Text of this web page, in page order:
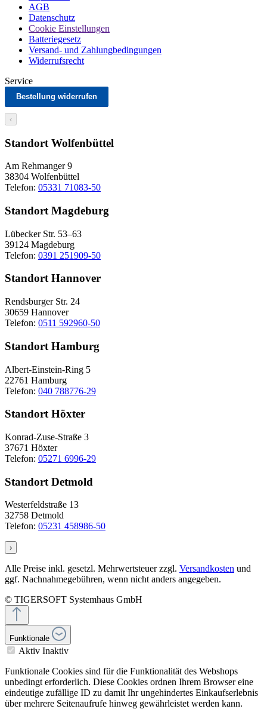
AGB
Datenschutz
Cookie Einstellungen
Batteriegesetz
Versand- und Zahlungbedingungen
Widerrufsrecht
Service
Bestellung widerrufen
‹
Standort Wolfenbüttel
Am Rehmanger 9
38304 Wolfenbüttel
Telefon: 05331 71083-50
Standort Magdeburg
Lübecker Str. 53–63
39124 Magdeburg
Telefon: 0391 251909-50
Standort Hannover
Rendsburger Str. 24
30659 Hannover
Telefon: 0511 592960-50
Standort Hamburg
Albert-Einstein-Ring 5
22761 Hamburg
Telefon: 040 788776-29
Standort Höxter
Konrad-Zuse-Straße 3
37671 Höxter
Telefon: 05271 6996-29
Standort Detmold
Westerfeldstraße 13
32758 Detmold
Telefon: 05231 458986-50
›
Alle Preise inkl. gesetzl. Mehrwertsteuer zzgl. Versandkosten und
ggf. Nachnahmegebühren, wenn nicht anders angegeben.
© TIGERSOFT Systemhaus GmbH
Funktionale
Aktiv Inaktiv
Funktionale Cookies sind für die Funktionalität des Webshops
unbedingt erforderlich. Diese Cookies ordnen Ihrem Browser eine
eindeutige zufällige ID zu damit Ihr ungehindertes Einkaufserlebnis
über mehrere Seitenaufrufe hinweg gewährleistet werden kann.